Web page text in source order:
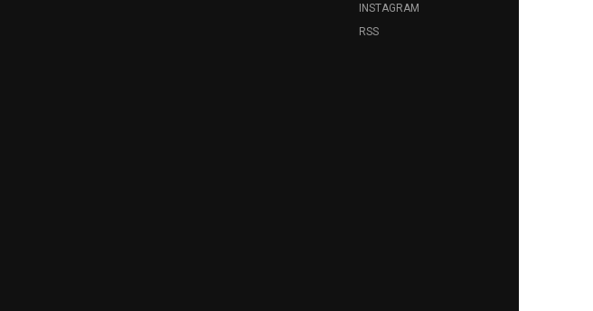
INSTAGRAM
RSS